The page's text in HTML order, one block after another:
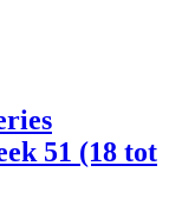
51 (18 tot